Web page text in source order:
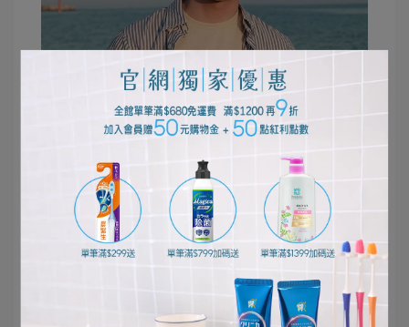
雙重加倍淨化口氣，使難聞的異味速速退散。
再加上現在外出都得戴著口罩，為了不被自己嘴巴